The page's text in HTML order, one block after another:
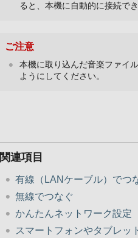
ると、本機に自動的に接続でき
ご注意
本機に取り込んだ音楽ファイ
ようにしてください。
関連項目
有線（LANケーブル）でつ
無線でつなぐ
かんたんネットワーク設定
スマートフォンやタブレッ